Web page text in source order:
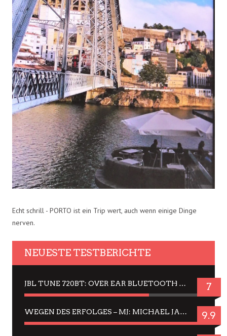
Echt schrill - PORTO ist ein Trip wert, auch wenn einige Dinge
nerven.
NEUESTE TESTBERICHTE
JBL TUNE 720BT: OVER EAR BLUETOOTH KOPFHÖRER UM DIE 50,-€ IM DAUER-TEST 7
WEGEN DES ERFOLGES – MJ: MICHAEL JACKSON MUSICAL IN EINER MATINEE SEHEN 9.9